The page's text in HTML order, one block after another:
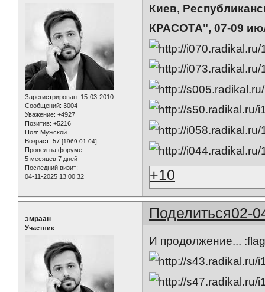
Зарегистрирован: 15-03-2010
Сообщений: 3004
Уважение: +4927
Позитив: +5216
Пол: Мужской
Возраст: 57 [1969-01-04]
Провел на форуме:
5 месяцев 7 дней
Последний визит:
04-11-2025 13:00:32
Киев,
КРАСОТА", 07-09
+10
Поделиться02-
эмраан
Участник
И продолжение...